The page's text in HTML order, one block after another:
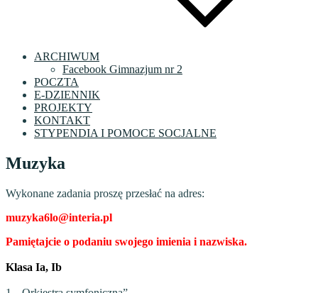
ARCHIWUM
Facebook Gimnazjum nr 2
POCZTA
E-DZIENNIK
PROJEKTY
KONTAKT
STYPENDIA I POMOCE SOCJALNE
Muzyka
Wykonane zadania proszę przesłać na adres:
muzyka6lo@interia.pl
Pamiętajcie o podaniu swojego imienia i nazwiska.
Klasa Ia, Ib